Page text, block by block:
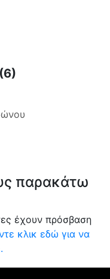
(6)
παρακάτω
έχουν πρόσβαση
κλικ εδώ για να